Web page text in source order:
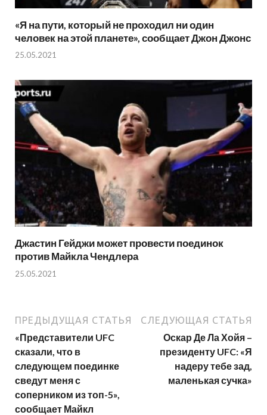
«Я на пути, который не проходил ни один
человек на этой планете», сообщает Джон Джонс
25.05.2021
Джастин Гейджи может провести поединок
против Майкла Чендлера
25.05.2021
ПРЕДЫДУЩАЯ СТАТЬЯ
«Представители UFC
сказали, что в
следующем поединке
сведут меня с
соперником из топ-5»,
сообщает Майкл
СЛЕДУЮЩАЯ СТАТЬЯ
Оскар Де Ла Хойя –
президенту UFC: «Я
надеру тебе зад,
маленькая сучка»